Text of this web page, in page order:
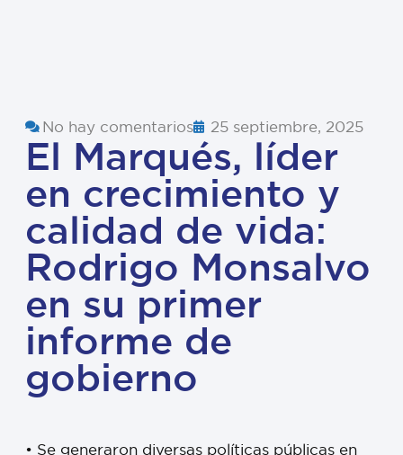
No hay comentarios 25 septiembre, 2025
El Marqués, líder
en crecimiento y
calidad de vida:
Rodrigo Monsalvo
en su primer
informe de
gobierno
• Se generaron diversas políticas públicas en